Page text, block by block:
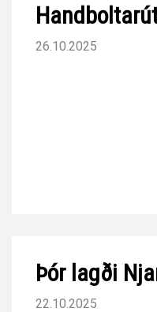
26.10.2025
Þór lagði
22.10.2025